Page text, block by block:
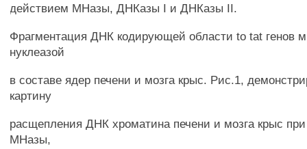
действием МНазы, ДНКазы I и ДНКазы II.
Фрагментация ДНК кодирующей области to tat генов
нуклеазой
в составе ядер печени и мозга крыс. Рис.1,
картину
расщепления ДНК хроматина печени и мозга крыс
МНазы,